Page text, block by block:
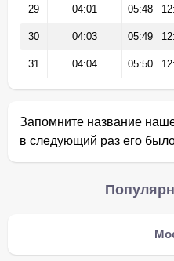
29 04:01 05:48
30 04:03 05:49
31 04:04 05:50
Запомните название
в следующий раз его